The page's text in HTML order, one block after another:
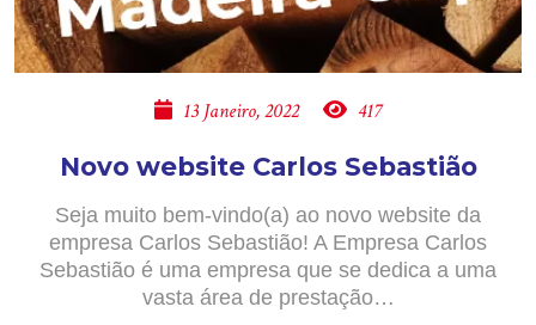
13 Janeiro, 2022 417
Novo website Carlos Sebastião
Seja muito bem-vindo(a) ao novo website da
empresa Carlos Sebastião! A Empresa Carlos
Sebastião é uma empresa que se dedica a uma
vasta área de prestação…